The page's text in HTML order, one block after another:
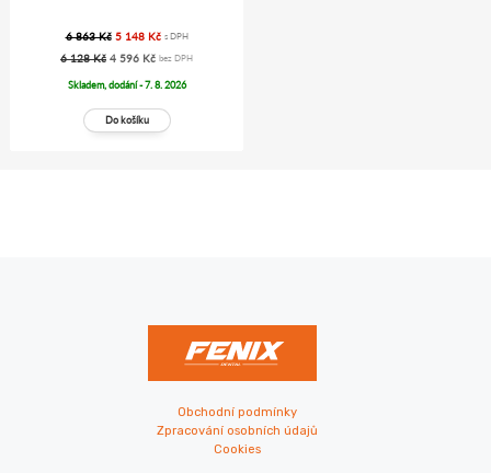
6 863 Kč 5 148 Kč s DPH
6 128 Kč 4 596 Kč bez DPH
Skladem, dodání - 7. 8. 2026
Obchodní podmínky
Zpracování osobních údajů
Cookies